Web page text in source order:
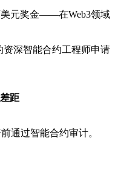
美元奖金——在Web3领域
资深智能合约工程师申请
距
通过智能合约审计。